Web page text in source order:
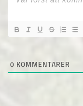
0 KOMMENTARER